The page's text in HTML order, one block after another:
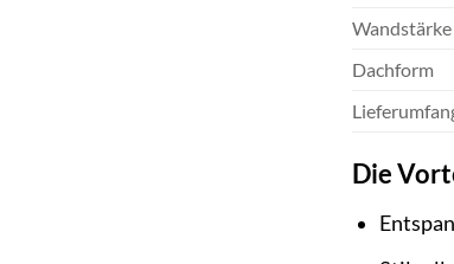
Wandstärke
Dachform
Die